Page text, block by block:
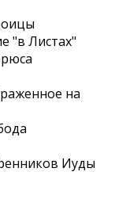
"в Листах"
на
Иуды